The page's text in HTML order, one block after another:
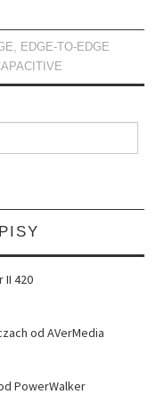
, EDGE-TO-EDGE
II 420
od AVerMedia
PowerWalker